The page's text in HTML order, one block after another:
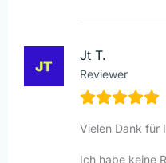
Jt T.
Reviewer
Vielen Dank für
Ich habe keine